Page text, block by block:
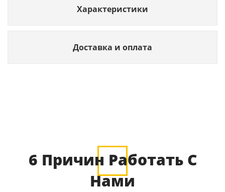
Характеристики
Доставка и оплата
6 Причин Работать С
Нами